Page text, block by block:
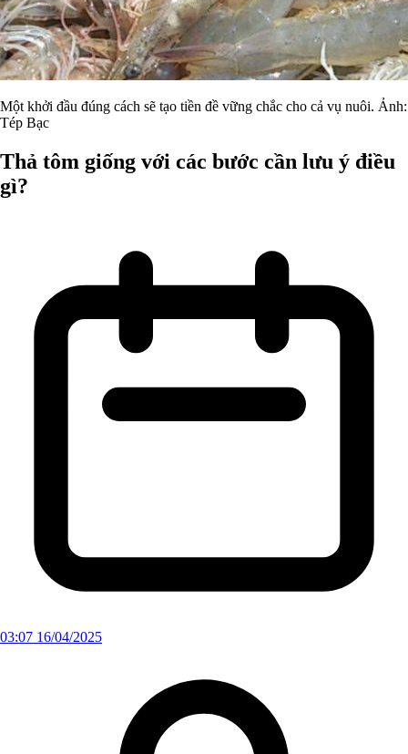
Một khởi đầu đúng cách sẽ tạo tiền đề vững chắc cho cả vụ nuôi. Ảnh:
Tép Bạc
Thả tôm giống với các bước cần lưu ý điều
gì?
03:07 16/04/2025